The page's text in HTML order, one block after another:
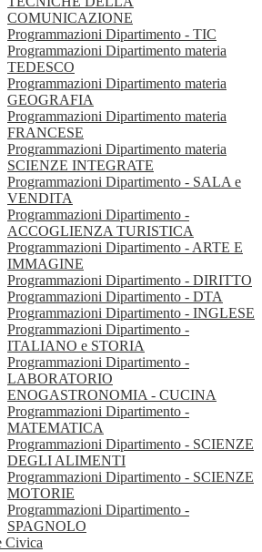
COMUNICAZIONE
Programmazioni Dipartimento - TIC
Programmazioni Dipartimento materia
TEDESCO
Programmazioni Dipartimento materia
GEOGRAFIA
Programmazioni Dipartimento materia
FRANCESE
Programmazioni Dipartimento materia
SCIENZE INTEGRATE
Programmazioni Dipartimento - SALA e
VENDITA
Programmazioni Dipartimento -
ACCOGLIENZA TURISTICA
Programmazioni Dipartimento - ARTE E
IMMAGINE
Programmazioni Dipartimento - DIRITTO
Programmazioni Dipartimento - DTA
Programmazioni Dipartimento - INGLESE
Programmazioni Dipartimento -
ITALIANO e STORIA
Programmazioni Dipartimento -
LABORATORIO
ENOGASTRONOMIA - CUCINA
Programmazioni Dipartimento -
MATEMATICA
Programmazioni Dipartimento - SCIENZE
DEGLI ALIMENTI
Programmazioni Dipartimento - SCIENZE
MOTORIE
Programmazioni Dipartimento -
SPAGNOLO
Civica